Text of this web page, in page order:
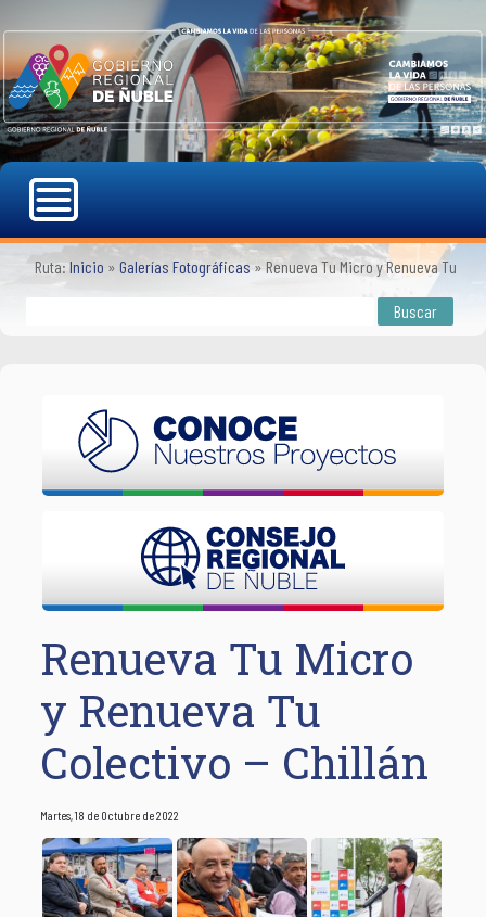
Ruta: Inicio » Galerías Fotográficas»Renueva Tu Micro y Renueva Tu
Renueva Tu Micro
y Renueva Tu
Colectivo – Chillán
Martes, 18 de Octubre de 2022